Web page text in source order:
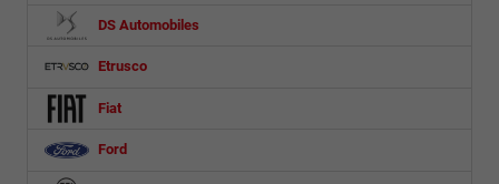
DS Automobiles
Etrusco
Fiat
Ford